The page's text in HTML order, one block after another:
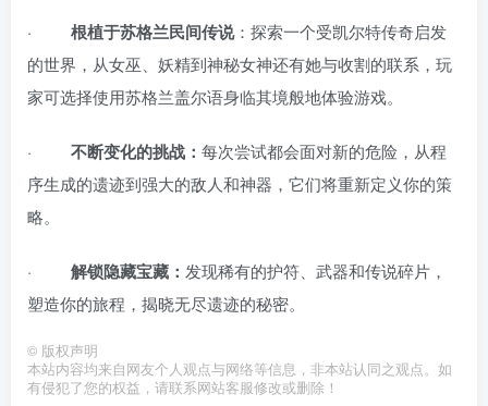
· 根植于苏格兰民间传说：探索一个受凯尔特传奇启发
的世界，从女巫、妖精到神秘女神还有她与收割的联系，玩
家可选择使用苏格兰盖尔语身临其境般地体验游戏。
· 不断变化的挑战： 每次尝试都会面对新的危险，从程
序生成的遗迹到强大的敌人和神器，它们将重新定义你的策
略。
· 解锁隐藏宝藏： 发现稀有的护符、武器和传说碎片，
塑造你的旅程，揭晓无尽遗迹的秘密。
© 版权声明
本站内容均来自网友个人观点与网络等信息，非本站认同之观点。如
有侵犯了您的权益，请联系网站客服修改或删除！